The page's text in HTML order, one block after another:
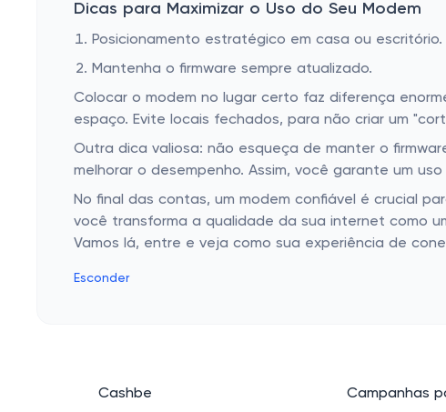
Dicas para Maximizar o Uso do Seu Modem
Posicionamento estratégico em casa ou escritório.
Mantenha o firmware sempre atualizado.
Colocar o modem no lugar certo faz diferença
espaço. Evite locais fechados, para não criar um
Outra dica valiosa: não esqueça de manter o
melhorar o desempenho. Assim, você garante um
No final das contas, um modem confiável é crucial
você transforma a qualidade da sua internet como
Vamos lá, entre e veja como sua experiência de
Esconder
Cashbe Campanhas